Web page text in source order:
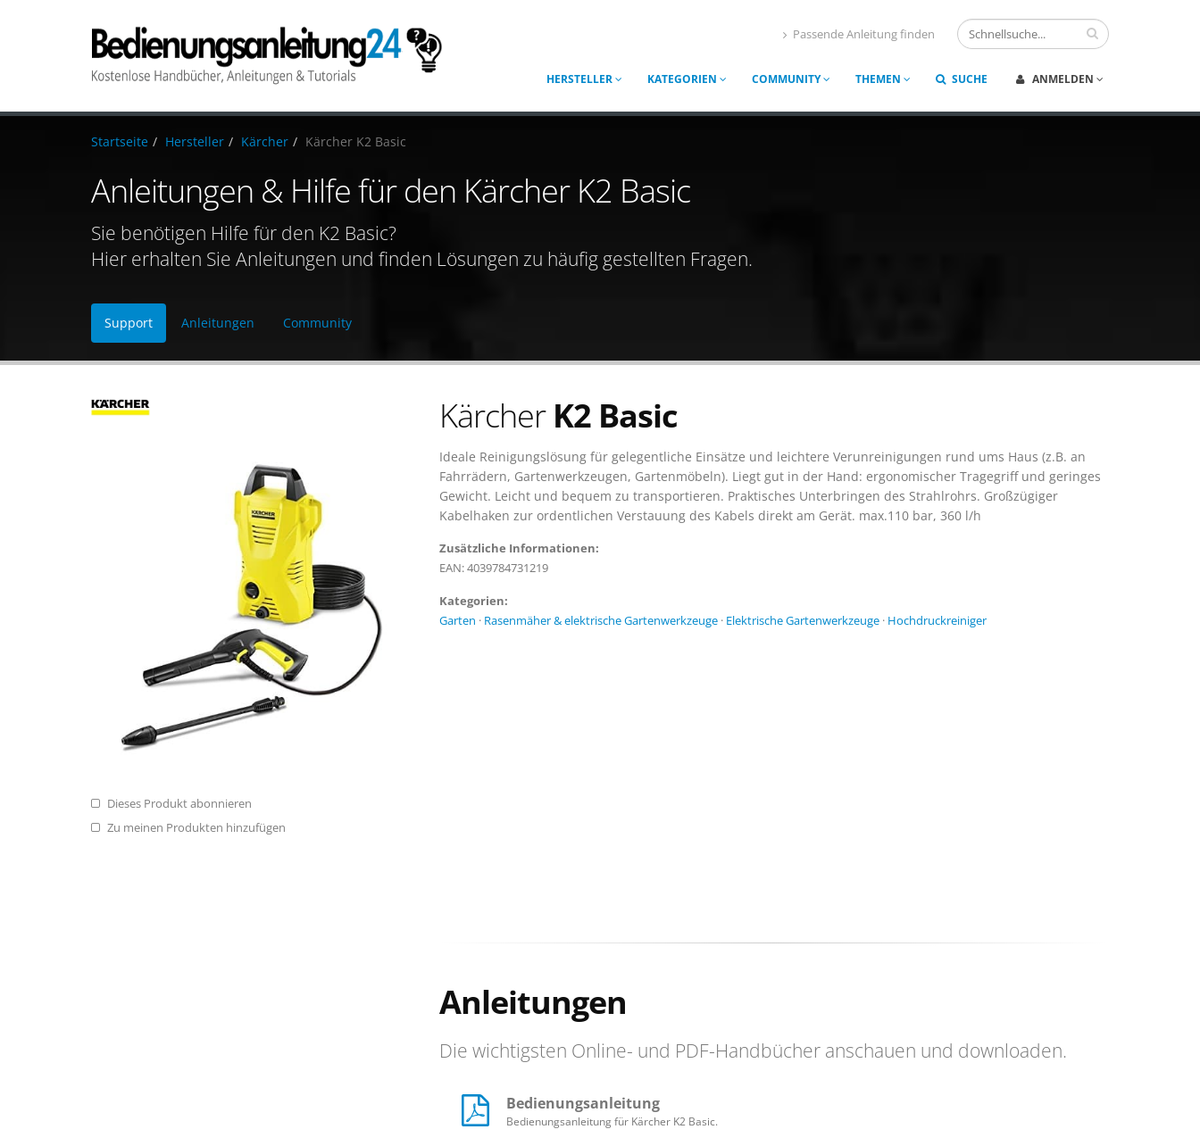
Passende Anleitung finden
HERSTELLER KATEGORIEN COMMUNITY THEMEN SUCHE ANMELDEN
Startseite Hersteller Kärcher Kärcher K2 Basic
Anleitungen & Hilfe für den Kärcher K2 Basic
Sie benötigen Hilfe für den K2 Basic?
Hier erhalten Sie Anleitungen und finden Lösungen zu häufig gestellten Fragen.
Support Anleitungen Community
Dieses Produkt abonnieren
Zu meinen Produkten hinzufügen
Kärcher K2 Basic
Ideale Reinigungslösung für gelegentliche Einsätze und leichtere Verunreinigungen rund ums Haus (z.B. an
Fahrrädern, Gartenwerkzeugen, Gartenmöbeln). Liegt gut in der Hand: ergonomischer Tragegriff und geringes
Gewicht. Leicht und bequem zu transportieren. Praktisches Unterbringen des Strahlrohrs. Großzügiger
Kabelhaken zur ordentlichen Verstauung des Kabels direkt am Gerät. max.110 bar, 360 l/h
Zusätzliche Informationen:
EAN: 4039784731219
Kategorien:
Garten · Rasenmäher & elektrische Gartenwerkzeuge · Elektrische Gartenwerkzeuge · Hochdruckreiniger
Anleitungen
Die wichtigsten Online- und PDF-Handbücher anschauen und downloaden.
Bedienungsanleitung
Bedienungsanleitung für Kärcher K2 Basic.